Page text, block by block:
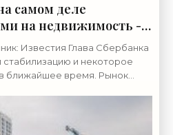
самом деле
на недвижимость -
Известия Глава Сбербанка
стабилизацию и некоторое
ближайшее время. Рынок